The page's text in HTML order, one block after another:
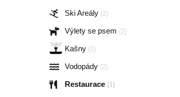
Ski Areály (2)
Výlety se psem (2)
Kašny (2)
Vodopády (2)
Restaurace (1)